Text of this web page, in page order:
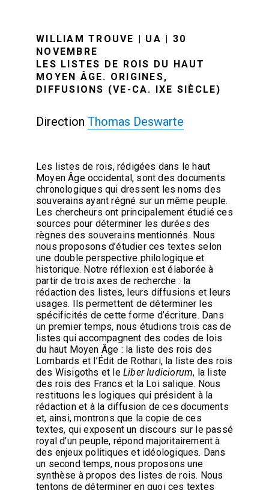
WILLIAM TROUVE | UA | 30
NOVEMBRE
LES LISTES DE ROIS DU HAUT
MOYEN ÂGE. ORIGINES,
DIFFUSIONS (VE-CA. IXE SIÈCLE)
Direction Thomas Deswarte
Les listes de rois, rédigées dans le haut
Moyen Âge occidental, sont des documents
chronologiques qui dressent les noms des
souverains ayant régné sur un même peuple.
Les chercheurs ont principalement étudié ces
sources pour déterminer les durées des
règnes des souverains mentionnés. Nous
nous proposons d’étudier ces textes selon
une double perspective philologique et
historique. Notre réflexion est élaborée à
partir de trois axes de recherche : la
rédaction des listes, leurs diffusions et leurs
usages. Ils permettent de déterminer les
spécificités de cette forme d’écriture. Dans
un premier temps, nous étudions trois cas de
listes qui accompagnent des codes de lois
du haut Moyen Âge : la liste des rois des
Lombards et l’Édit de Rothari, la liste des rois
des Wisigoths et le Liber Iudiciorum, la liste
des rois des Francs et la Loi salique. Nous
restituons les logiques qui président à la
rédaction et à la diffusion de ces documents
et, ainsi, montrons que la copie de ces
textes, qui exposent un discours sur le passé
royal d’un peuple, répond majoritairement à
des enjeux politiques et idéologiques. Dans
un second temps, nous proposons une
synthèse à propos des listes de rois. Nous
tentons de déterminer en quoi ces textes